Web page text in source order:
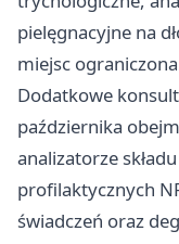
pielęgnacyjne na
miejsc
Dodatkowe
października
analizatorze
profilaktycznych
świadczeń oraz